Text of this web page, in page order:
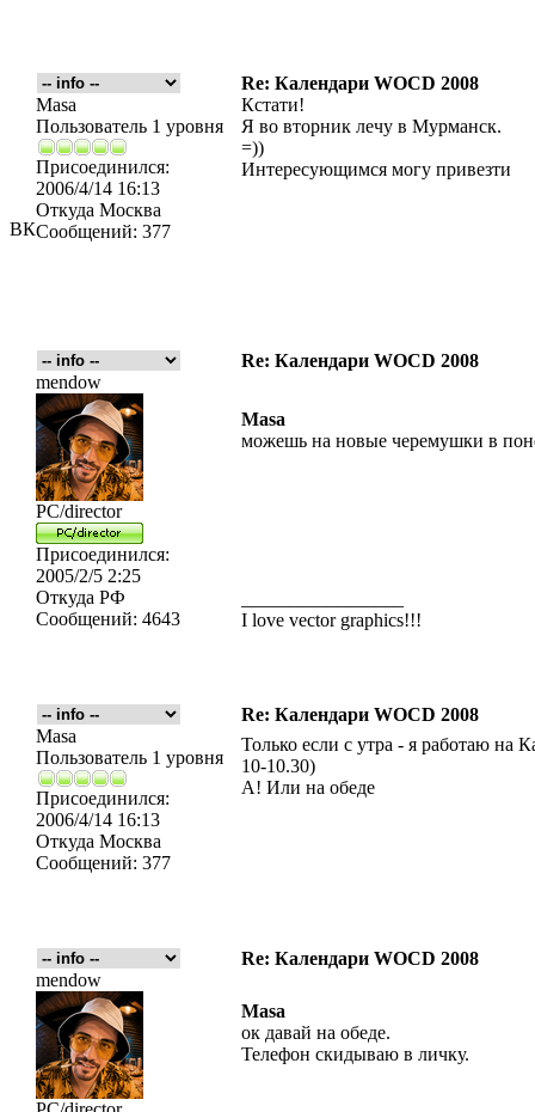
ВК
Re: Календари WOCD 2008
Masa
Пользователь 1 уровня
Присоединился:
2006/4/14 16:13
Откуда Москва
Сообщений: 377
Кстати!
Я во вторник лечу в Мурманск.
=))
Интересующимся могу привезти
Re: Календари WOCD 2008
mendow
PC/director
Присоединился:
2005/2/5 2:25
Откуда РФ
Сообщений: 4643
Masa
можешь на новые черемушки в
I love vector graphics!!!
Re: Календари WOCD 2008
Masa
Пользователь 1 уровня
Присоединился:
2006/4/14 16:13
Откуда Москва
Сообщений: 377
Только если с утра - я работаю на
10-10.30)
А! Или на обеде
Re: Календари WOCD 2008
mendow
Masa
ок давай на обеде.
Телефон скидываю в личку.